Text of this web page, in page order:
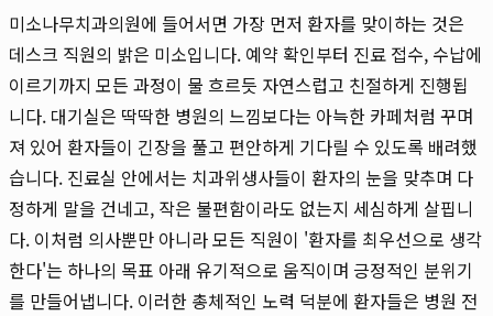
미소나무치과의원에 들어서면 가장 먼저 환자를 맞이하는 것은
데스크 직원의 밝은 미소입니다. 예약 확인부터 진료 접수, 수납에
이르기까지 모든 과정이 물 흐르듯 자연스럽고 친절하게 진행됩
니다. 대기실은 딱딱한 병원의 느낌보다는 아늑한 카페처럼 꾸며
져 있어 환자들이 긴장을 풀고 편안하게 기다릴 수 있도록 배려했
습니다. 진료실 안에서는 치과위생사들이 환자의 눈을 맞추며 다
정하게 말을 건네고, 작은 불편함이라도 없는지 세심하게 살핍니
다. 이처럼 의사뿐만 아니라 모든 직원이 '환자를 최우선으로 생각
한다'는 하나의 목표 아래 유기적으로 움직이며 긍정적인 분위기
를 만들어냅니다. 이러한 총체적인 노력 덕분에 환자들은 병원 전